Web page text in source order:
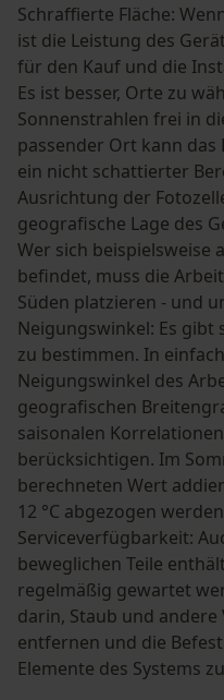
Schraffierte Fläche:
ist die Leistung des
für den Kauf und die
Es ist besser, Orte zu
Sonnenstrahlen frei in
passender Ort kann das
ein nicht schattierter
Ausrichtung der
geografische Lage des
Wer sich beispielsweise
befindet, muss die
Süden platzieren - und
Neigungswinkel: Es gibt
zu bestimmen. In
Neigungswinkel des
geografischen
saisonalen
berücksichtigen. Im
berechneten Wert
12 °C abgezogen
Serviceverfügbarkeit:
beweglichen Teile
regelmäßig gewartet
darin, Staub und
entfernen und die
Elemente des Systems